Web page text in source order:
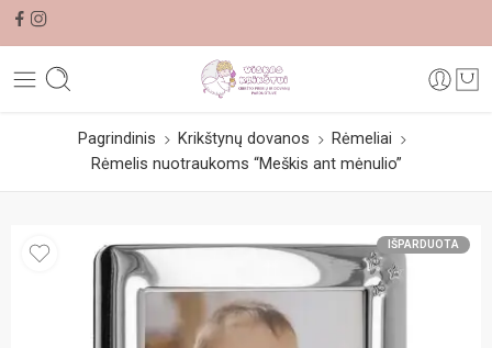
Pagrindinis Krikštynų dovanos
Rėmeliai
Rėmelis nuotraukoms “Meškis ant mėnulio”
IŠPARDUOTA